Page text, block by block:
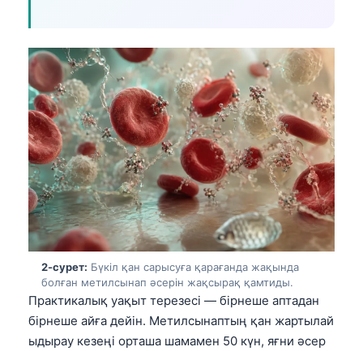
2-сурет: Бүкіл қан сарысуға қарағанда жақында
болған метилсынап әсерін жақсырақ қамтиды.
Практикалық уақыт терезесі — бірнеше аптадан
бірнеше айға дейін. Метилсынаптың қан жартылай
ыдырау кезеңі орташа шамамен 50 күн, яғни әсер